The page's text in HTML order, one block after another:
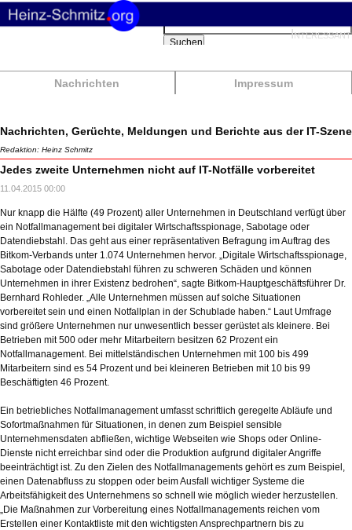
Nachrichten Impressum
Suchbegriffe
Suchen
Nachrichten, Gerüchte, Meldungen und Berichte aus der IT-Szene
Redaktion: Heinz Schmitz
Jedes zweite Unternehmen nicht auf IT-Notfälle vorbereitet
11.04.2015 00:00
Nur knapp die Hälfte (49 Prozent) aller Unternehmen in Deutschland verfügt über
ein Notfallmanagement bei digitaler Wirtschaftsspionage, Sabotage oder
Datendiebstahl. Das geht aus einer repräsentativen Befragung im Auftrag des
Bitkom-Verbands unter 1.074 Unternehmen hervor. „Digitale Wirtschaftsspionage,
Sabotage oder Datendiebstahl führen zu schweren Schäden und können
Unternehmen in ihrer Existenz bedrohen“, sagte Bitkom-Hauptgeschäftsführer Dr.
Bernhard Rohleder. „Alle Unternehmen müssen auf solche Situationen
vorbereitet sein und einen Notfallplan in der Schublade haben.“ Laut Umfrage
sind größere Unternehmen nur unwesentlich besser gerüstet als kleinere. Bei
Betrieben mit 500 oder mehr Mitarbeitern besitzen 62 Prozent ein
Notfallmanagement. Bei mittelständischen Unternehmen mit 100 bis 499
Mitarbeitern sind es 54 Prozent und bei kleineren Betrieben mit 10 bis 99
Beschäftigten 46 Prozent.
Ein betriebliches Notfallmanagement umfasst schriftlich geregelte Abläufe und
Sofortmaßnahmen für Situationen, in denen zum Beispiel sensible
Unternehmensdaten abfließen, wichtige Webseiten wie Shops oder Online-
Dienste nicht erreichbar sind oder die Produktion aufgrund digitaler Angriffe
beeinträchtigt ist. Zu den Zielen des Notfallmanagements gehört es zum Beispiel,
einen Datenabfluss zu stoppen oder beim Ausfall wichtiger Systeme die
Arbeitsfähigkeit des Unternehmens so schnell wie möglich wieder herzustellen.
„Die Maßnahmen zur Vorbereitung eines Notfallmanagements reichen vom
Erstellen einer Kontaktliste mit den wichtigsten Ansprechpartnern bis zu